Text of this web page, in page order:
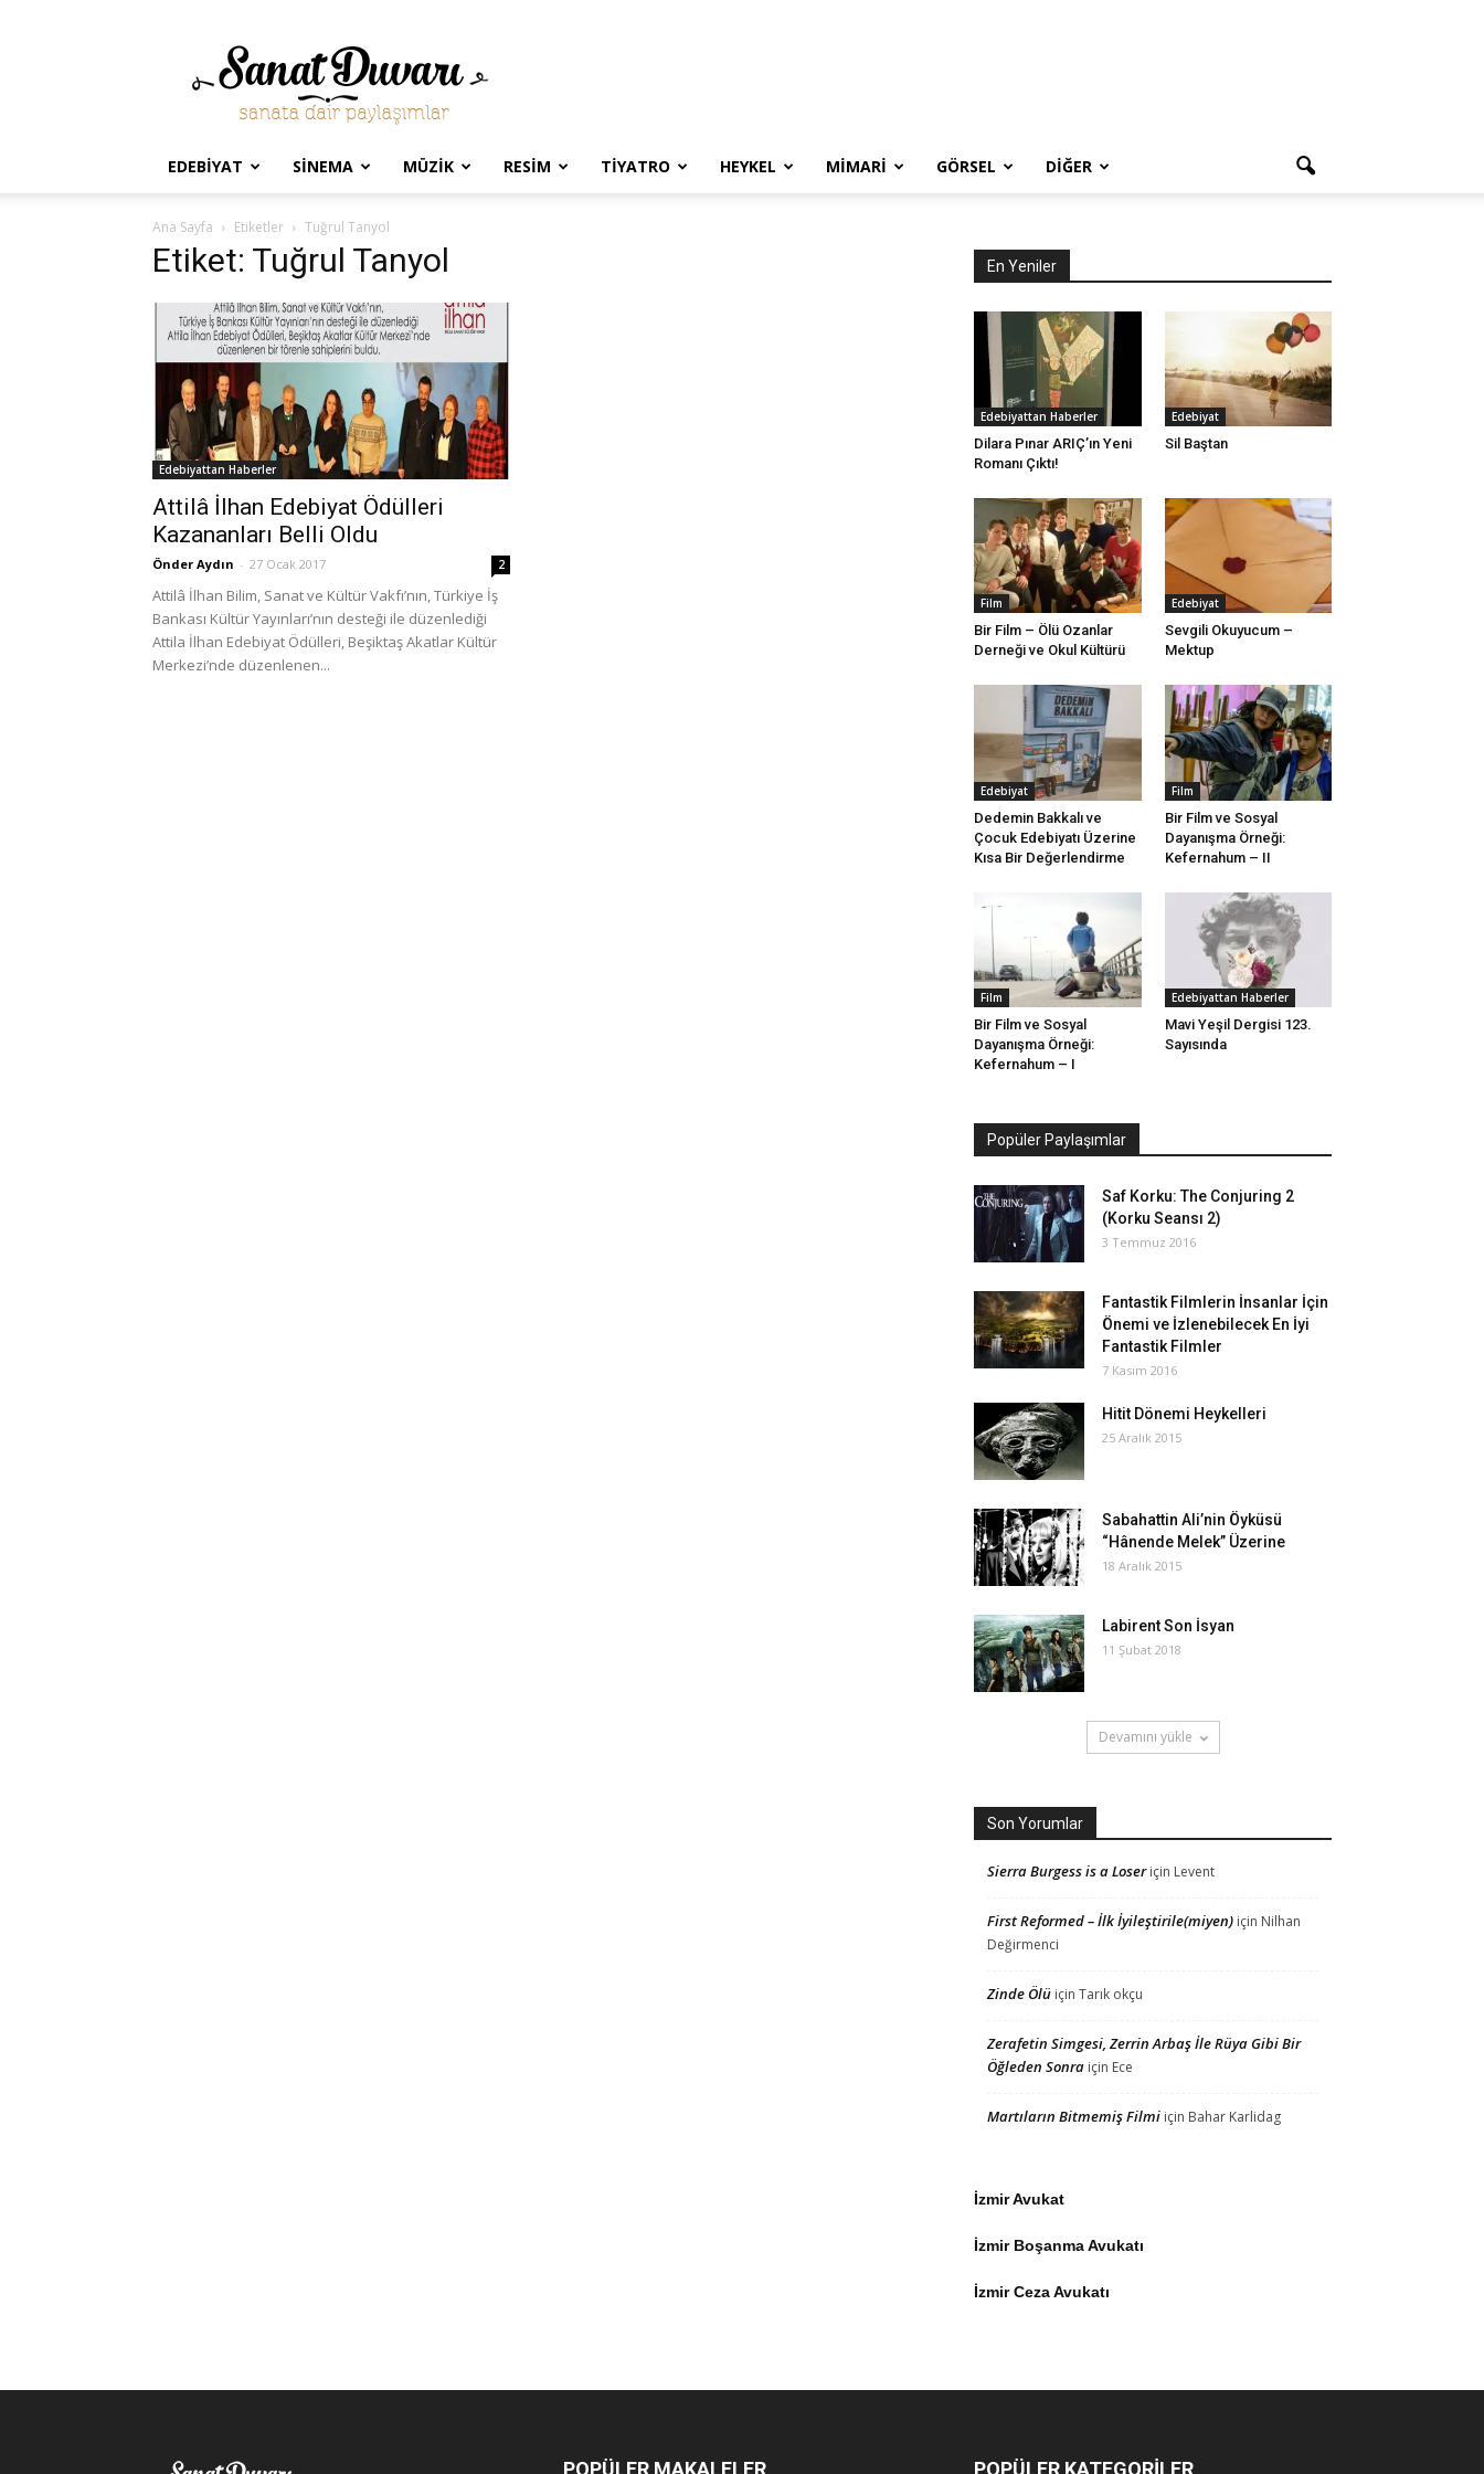
Sanat
Duvarı
EDEBIYAT SINEMA MÜZIK RESIM TIYATRO HEYKEL MIMARI GÖRSEL DIĞER
Ana Sayfa Etiketler Tuğrul Tanyol
Etiket: Tuğrul Tanyol
Edebiyattan Haberler
Attilâ İlhan Edebiyat Ödülleri
Kazananları Belli Oldu
Önder Aydın - 27 Ocak 2017 2
Attilâ İlhan Bilim, Sanat ve Kültür Vakfı’nın, Türkiye İş
Bankası Kültür Yayınları’nın desteği ile düzenlediği
Attila İlhan Edebiyat Ödülleri, Beşiktaş Akatlar Kültür
Merkezi’nde düzenlenen...
En Yeniler
Edebiyattan Haberler
Dilara Pınar ARIÇ’ın Yeni
Romanı Çıktı!
Edebiyat
Sil Baştan
Film
Bir Film – Ölü Ozanlar
Derneği ve Okul Kültürü
Edebiyat
Sevgili Okuyucum –
Mektup
Edebiyat
Dedemin Bakkalı ve
Çocuk Edebiyatı Üzerine
Kısa Bir Değerlendirme
Film
Bir Film ve Sosyal
Dayanışma Örneği:
Kefernahum – II
Film
Bir Film ve Sosyal
Dayanışma Örneği:
Kefernahum – I
Edebiyattan Haberler
Mavi Yeşil Dergisi 123.
Sayısında
Popüler Paylaşımlar
Saf Korku: The Conjuring 2
(Korku Seansı 2)
3 Temmuz 2016
Fantastik Filmlerin İnsanlar İçin
Önemi ve İzlenebilecek En İyi
Fantastik Filmler
7 Kasım 2016
Hitit Dönemi Heykelleri
25 Aralık 2015
Sabahattin Ali’nin Öyküsü
“Hânende Melek” Üzerine
18 Aralık 2015
Labirent Son İsyan
11 Şubat 2018
Devamını yükle
Son Yorumlar
Sierra Burgess is a Loseriçin Levent
First Reformed – İlk İyileştirile(miyen) için Nilhan
Değirmenci
Zinde Ölü için Tarık okçu
Zerafetin Simgesi, Zerrin Arbaş İle Rüya Gibi Bir
Öğleden Sonra için Ece
Martıların Bitmemiş Filmi için Bahar Karlidag
İzmir Avukat
İzmir Boşanma Avukatı
İzmir Ceza Avukatı
POPÜLER MAKALELER POPÜLER KATEGORİLER